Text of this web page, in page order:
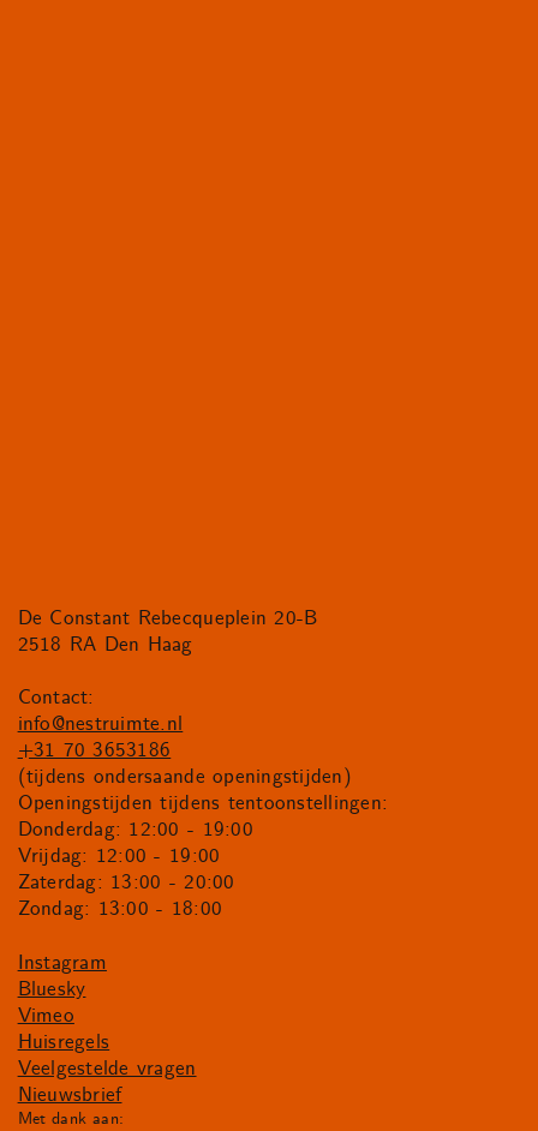
De Constant Rebecqueplein 20-B
2518 RA Den Haag
Contact:
info@nestruimte.nl
+31 70 3653186
(tijdens ondersaande openingstijden)
Openingstijden tijdens tentoonstellingen:
Donderdag: 12:00 - 19:00
Vrijdag: 12:00 - 19:00
Zaterdag: 13:00 - 20:00
Zondag: 13:00 - 18:00
Instagram
Bluesky
Vimeo
Huisregels
Veelgestelde vragen
Nieuwsbrief
Met dank aan: